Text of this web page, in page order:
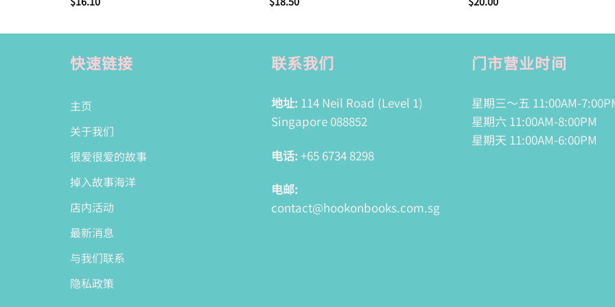
快速链接
主页
关于我们
很爱很爱的故事
掉入故事海洋
店内活动
最新消息
与我们联系
隐私政策
联系我们
地址: 114 Neil Road (Level 1)
Singapore 088852
电话: +65 6734 8298
电邮:
contact@hookonbooks.com.sg
门市营业时间
星期三～五 11:00AM-
星期六 11:00AM-8:00PM
星期天 11:00AM-6:00PM